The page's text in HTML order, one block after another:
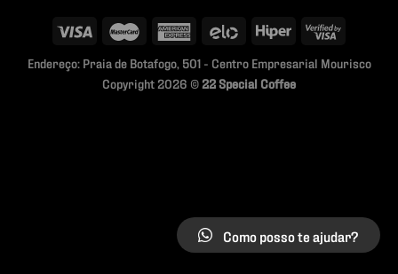
Endereço: Praia de Botafogo, 501 - Centro Empresarial Mourisco
Copyright 2026 © 22 Special Coffee
Como posso te ajudar?